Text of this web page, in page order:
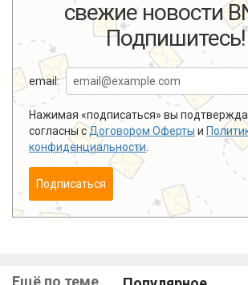
свежие новости
Подпишитесь!
email:
Нажимая «подписаться» вы
согласны сДоговором Оферты и
конфиденциальности
Подписаться
Ещё по теме